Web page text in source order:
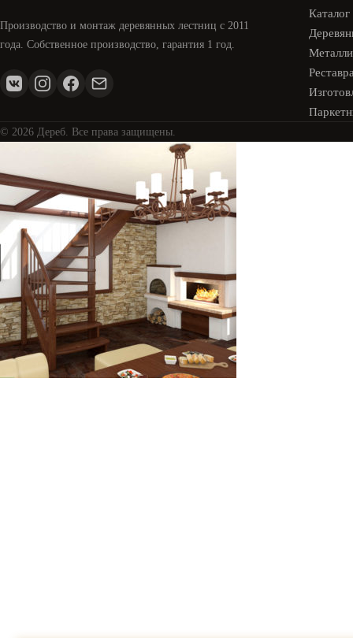
Производство и монтаж деревянных лестниц с 2011
года. Собственное производство, гарантия 1 год.
Каталог
© 2026 Дереб. Все права защищены.